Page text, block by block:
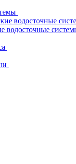
водосточные
водосточные